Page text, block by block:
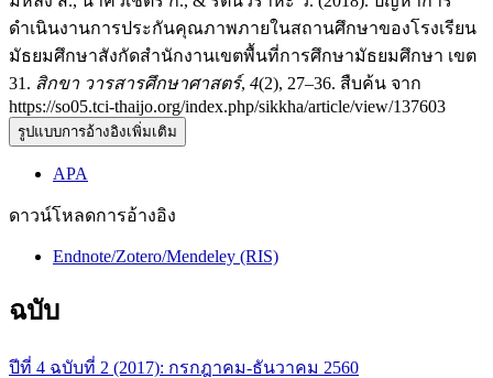
ดำเนินงานการประกันคุณภาพภายในสถานศึกษาของโรงเรียน
มัธยมศึกษาสังกัดสำนักงานเขตพื้นที่การศึกษามัธยมศึกษา เขต
31. สิกขา วารสารศึกษาศาสตร์, 4(2), 27–36. สืบค้น จาก
https://so05.tci-thaijo.org/index.php/sikkha/article/view/137603
รูปแบบการอ้างอิงเพิ่มเติม
APA
ดาวน์โหลดการอ้างอิง
Endnote/Zotero/Mendeley (RIS)
ฉบับ
ปีที่ 4 ฉบับที่ 2 (2017): กรกฎาคม-ธันวาคม 2560